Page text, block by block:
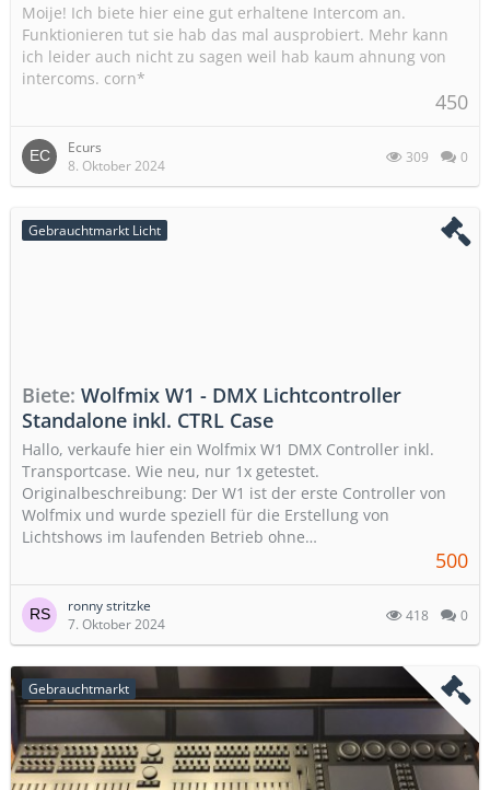
Moije! Ich biete hier eine gut erhaltene Intercom an.
Funktionieren tut sie hab das mal ausprobiert. Mehr kann
ich leider auch nicht zu sagen weil hab kaum ahnung von
intercoms. corn*
450
Ecurs
8. Oktober 2024
309 0
Gebrauchtmarkt Licht
Biete Wolfmix W1 - DMX Lichtcontroller
Standalone inkl. CTRL Case
Hallo, verkaufe hier ein Wolfmix W1 DMX Controller inkl.
Transportcase. Wie neu, nur 1x getestet.
Originalbeschreibung: Der W1 ist der erste Controller von
Wolfmix und wurde speziell für die Erstellung von
Lichtshows im laufenden Betrieb ohne…
500
ronny stritzke
7. Oktober 2024
418 0
Gebrauchtmarkt